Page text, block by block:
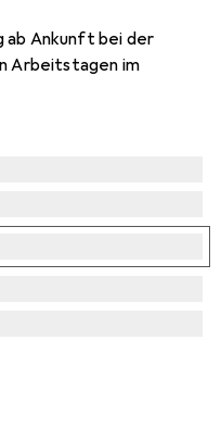
ab Ankunft bei der
Arbeitstagen im